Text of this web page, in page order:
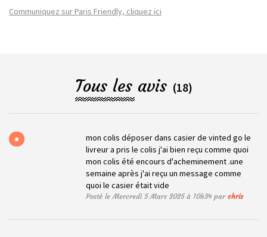
Communiquez sur Paris Friendly, cliquez ici
Tous les avis (18)
mon colis déposer dans casier de vinted go le
livreur a pris le colis j'ai bien reçu comme quoi
mon colis été encours d'acheminement .une
semaine après j'ai reçu un message comme
quoi le casier était vide
Posté le Mercredi 5 Mars 2025 à 10h34 parchris